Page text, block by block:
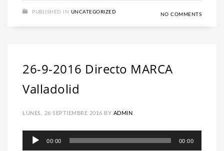
PUBLISHED IN UNCATEGORIZED NO COMMENTS
26-9-2016 Directo MARCA
Valladolid
LUNES, 26 SEPTIEMBRE 2016 BY ADMIN
Reproductor
00:00 00:00